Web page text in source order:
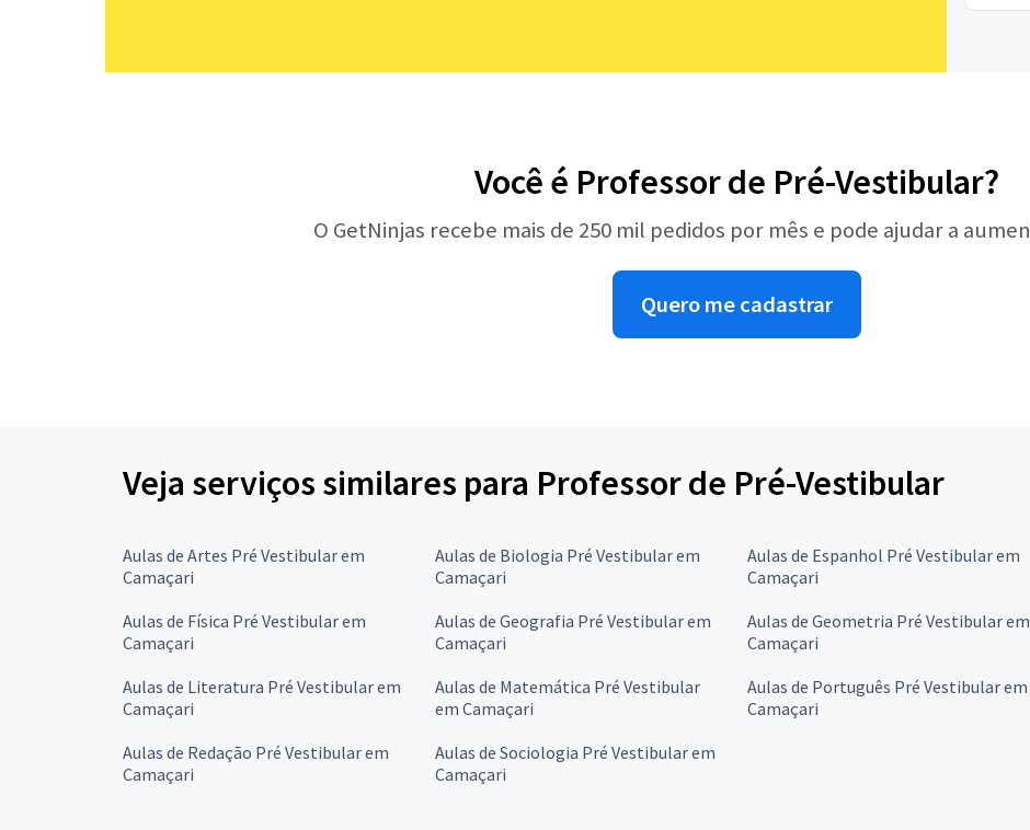
Você é Professor de Pré-Vestibular?
O GetNinjas recebe mais de 250 mil pedidos por mês e pode ajudar a
Quero me cadastrar
Veja serviços similares para Professor de Pré-Vestibular
Aulas de Artes Pré Vestibular em
Camaçari
Aulas de Biologia Pré Vestibular em
Camaçari
Aulas de Espanhol Pré Vestibular em
Camaçari
Aulas de Física Pré Vestibular em
Camaçari
Aulas de Geografia Pré Vestibular em
Camaçari
Aulas de Geometria Pré Vestibular em
Camaçari
Aulas de Literatura Pré Vestibular em
Camaçari
Aulas de Matemática Pré Vestibular
em Camaçari
Aulas de Português Pré Vestibular em
Camaçari
Aulas de Redação Pré Vestibular em
Camaçari
Aulas de Sociologia Pré Vestibular em
Camaçari